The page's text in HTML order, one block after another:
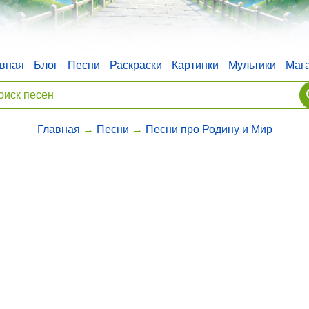
Блог Песни Раскраски Картинки Мультики
Главная → Песни → Песни про Родину и Мир